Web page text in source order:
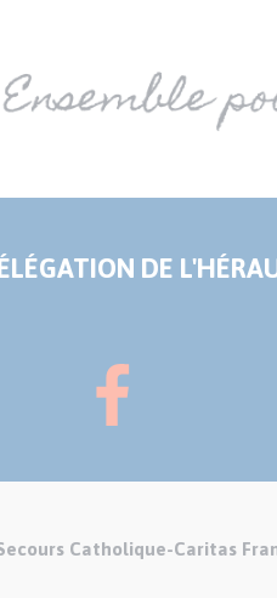
DE
Catholique-Caritas